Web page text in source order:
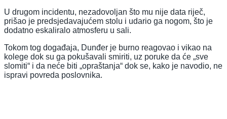
U drugom incidentu, nezadovoljan što mu nije data riječ,
prišao je predsjedavajućem stolu i udario ga nogom, što je
dodatno eskaliralo atmosferu u sali.
Tokom tog događaja, Dunđer je burno reagovao i vikao na
kolege dok su ga pokušavali smiriti, uz poruke da će „sve
slomiti“ i da neće biti „opraštanja“ dok se, kako je navodio, ne
ispravi povreda poslovnika.